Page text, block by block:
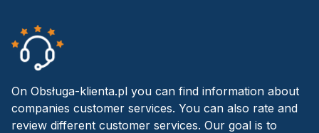
On Obsługa-klienta.pl you can find information about
companies customer services. You can also rate and
review different customer services. Our goal is to